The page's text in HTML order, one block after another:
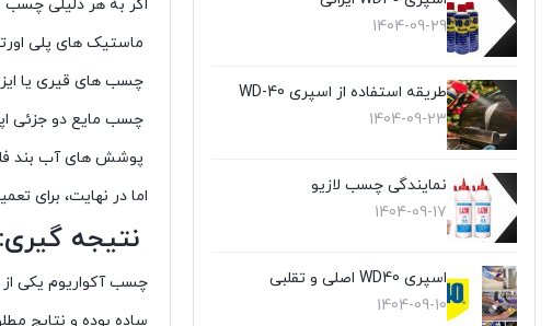
1404-09-29
طریقه استفاده از اسپری WD-40
1404-09-23
نمایندگی چسب لازیو
1404-09-17
اسپری WD40 اصلی و تقلبی
1404-09-10
اگر به هر دلیلی چسب
ماستیک های پلی
چسب های قیری یا
چسب مایع دو جزئی
پوشش های آب بند
اما در نهایت، برای
نتیجه گیری:
چسب آکواریوم یکی
ساده بوده و نتایج